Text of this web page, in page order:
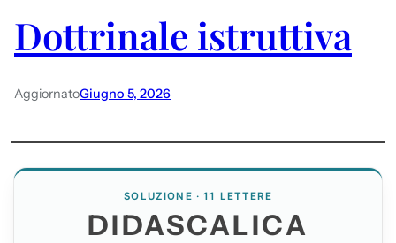
Dottrinale istruttiva
AggiornatoGiugno 5, 2026
SOLUZIONE · 11 LETTERE
DIDASCALICA